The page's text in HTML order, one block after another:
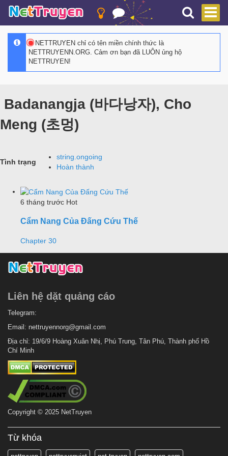
NETTRUYEN chỉ có tên miền chính thức là
NETTRUYENN.ORG. Cảm ơn bạn đã LUÔN ủng hộ
NETTRUYEN!
Badanangja (바다낭자), Cho
Meng (초멍)
Tình trạng
string.ongoing
Hoàn thành
6 tháng trước Hot
Cẩm Nang Của Đấng Cứu Thế
Chapter 30
Liên hệ dặt quảng cáo
Telegram:
Email: nettruyennorg@gmail.com
Địa chỉ: 19/6/9 Hoàng Xuân Nhị, Phú Trung, Tân Phú, Thành phố Hồ
Chí Minh
Copyright © 2025 NetTruyen
Từ khóa